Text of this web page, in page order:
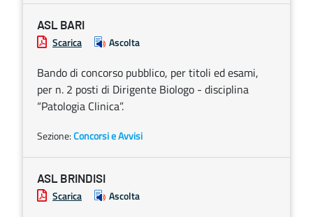
ASL BARI
Scarica Ascolta
Bando di concorso pubblico, per titoli ed esami,
per n. 2 posti di Dirigente Biologo - disciplina
“Patologia Clinica”.
Sezione:Concorsi e Avvisi
ASL BRINDISI
Scarica Ascolta